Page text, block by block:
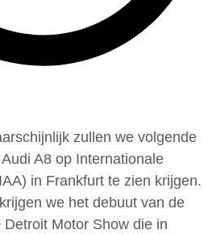
zullen we volgende
A8 op Internationale
in Frankfurt te zien krijgen.
we het debuut van de
Motor Show die in